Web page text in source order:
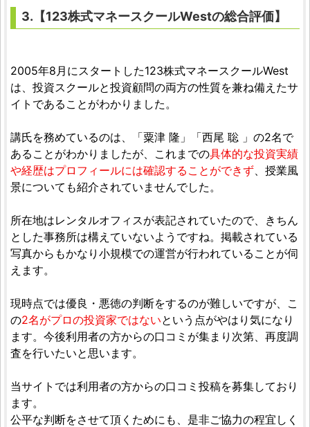
3.【123株式マネースクールWestの総合評価】
2005年8月にスタートした123株式マネースクールWest
は、投資スクールと投資顧問の両方の性質を兼ね備えたサ
イトであることがわかりました。
講氏を務めているのは、「粟津 隆」「西尾 聡 」の2名で
あることがわかりましたが、これまでの具体的な投資実績
や経歴はプロフィールには確認することができず、授業風
景についても紹介されていませんでした。
所在地はレンタルオフィスが表記されていたので、きちん
とした事務所は構えていないようですね。掲載されている
写真からもかなり小規模での運営が行われていることが伺
えます。
現時点では優良・悪徳の判断をするのが難しいですが、こ
の2名がプロの投資家ではないという点がやはり気になり
ます。今後利用者の方からの口コミが集まり次第、再度調
査を行いたいと思います。
当サイトでは利用者の方からの口コミ投稿を募集しており
ます。
公平な判断をさせて頂くためにも、是非ご協力の程宜しく